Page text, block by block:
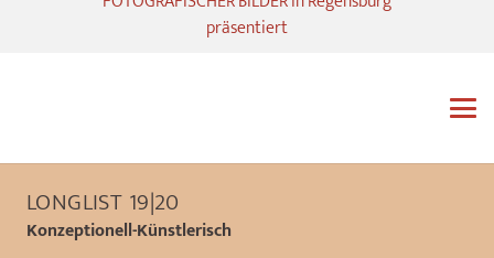
präsentiert
LONGLIST 19|20
Konzeptionell-Künstlerisch